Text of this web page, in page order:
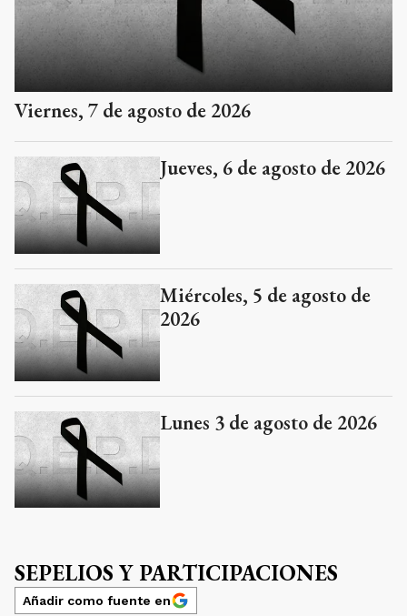
Viernes, 7 de agosto de 2026
Jueves, 6 de agosto de 2026
Miércoles, 5 de agosto de
2026
Lunes 3 de agosto de 2026
SEPELIOS Y PARTICIPACIONES
Añadir como fuente en